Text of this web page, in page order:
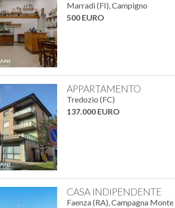
Marradi (FI), Campigno
500 EURO
APPARTAMENTO
Tredozio (FC)
137.000 EURO
CASA INDIPENDENTE
Faenza (RA), Campagna Monte